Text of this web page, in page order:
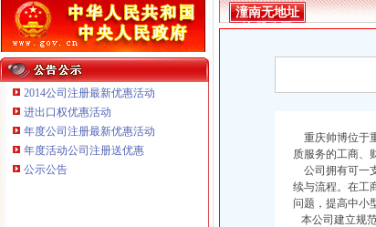
本站导航
2014公司注册最新优惠活动
进出口权优惠活动
年度公司注册最新优惠活动
年度活动公司注册送优惠
公示公告
重庆傲志众达投资咨询有限责任公司 渝九1000万 （增资）
潼南无地址
注册公司
重庆帅博位于
质服务的工商、
公司拥有可一
续与流程。在工
问题，提高中小
本公司建立规